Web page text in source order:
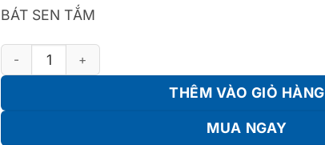
BÁT SEN TẮM
BÁT SEN TAY TBW01010V số lượng
THÊM VÀO GIỎ HÀNG
MUA NGAY